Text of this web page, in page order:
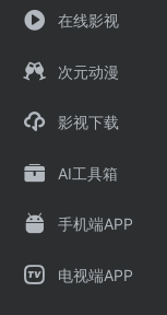
在线影视
次元动漫
影视下载
AI工具箱
手机端APP
电视端APP